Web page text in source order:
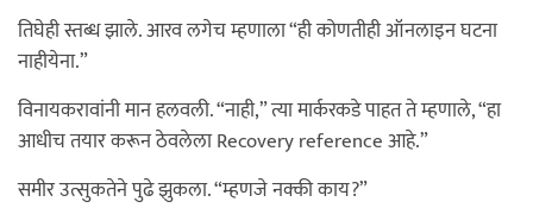
तिघेही स्तब्ध झाले. आरव लगेच म्हणाला “ही कोणतीही ऑनलाइन घटना
नाहीयेना.”
विनायकरावांनी मान हलवली. “नाही,” त्या मार्करकडे पाहत ते म्हणाले, “हा
आधीच तयार करून ठेवलेला Recovery reference आहे.”
समीर उत्सुकतेने पुढे झुकला. “म्हणजे नक्की काय?”